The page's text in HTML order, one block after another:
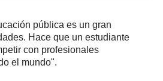
pública es un gran
Hace que un estudiante
con profesionales
el mundo".